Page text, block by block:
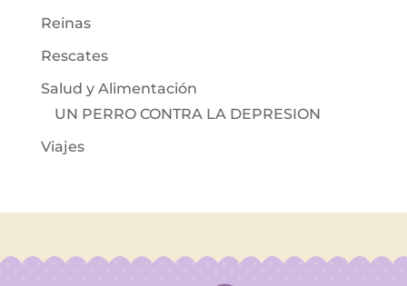
Reinas
Rescates
Salud y Alimentación
UN PERRO CONTRA LA DEPRESION
Viajes